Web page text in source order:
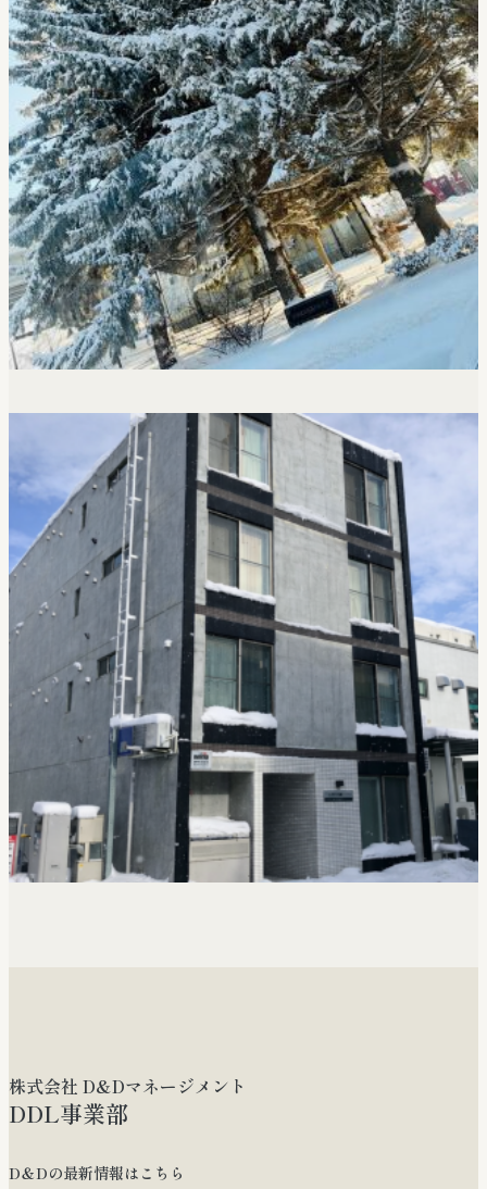
株式会社 D&Dマネージメント
DDL事業部
D＆Dの最新情報はこちら